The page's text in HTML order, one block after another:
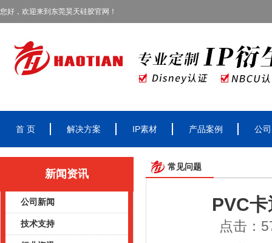
您好，欢迎来到东莞昊天硅胶官网！
首 页 解决方案 IP素材 产品案例 公
新闻资讯
公司新闻
技术支持
常见问题
PVC
点击：